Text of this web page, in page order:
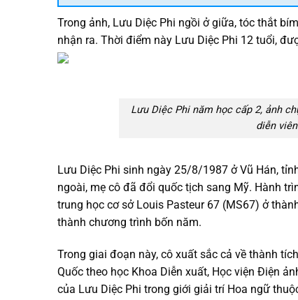
Trong ảnh, Lưu Diệc Phi ngồi ở giữa, tóc thắt
nhận ra. Thời điểm này Lưu Diệc Phi 12 tuổi,
Lưu Diệc Phi năm học cấp 2, ảnh
diễn
Lưu Diệc Phi sinh ngày 25/8/1987 ở Vũ Hán,
ngoài, mẹ cô đã đổi quốc tịch sang Mỹ. Hành
trung học cơ sở Louis Pasteur 67 (MS67) ở
thành chương trình bốn năm.
Trong giai đoạn này, cô xuất sắc cả về thành
Quốc theo học Khoa Diễn xuất, Học viện Điện
của Lưu Diệc Phi trong giới giải trí Hoa ngữ